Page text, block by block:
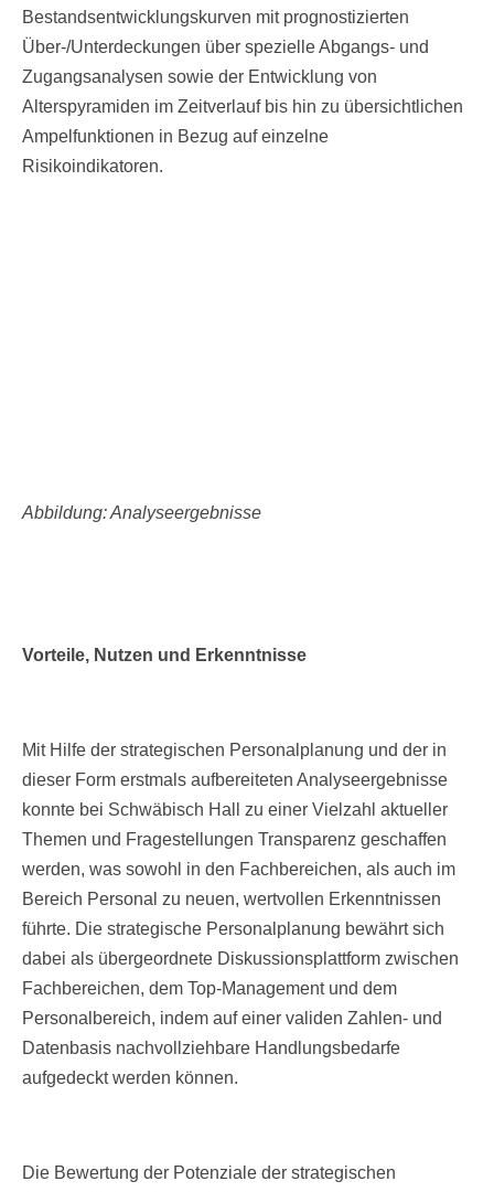
Bestandsentwicklungskurven mit prognostizierten
Über-/Unterdeckungen über spezielle Abgangs- und
Zugangsanalysen sowie der Entwicklung von
Alterspyramiden im Zeitverlauf bis hin zu übersichtlichen
Ampelfunktionen in Bezug auf einzelne
Risikoindikatoren.
Abbildung: Analyseergebnisse
Vorteile, Nutzen und Erkenntnisse
Mit Hilfe der strategischen Personalplanung und der in
dieser Form erstmals aufbereiteten Analyseergebnisse
konnte bei Schwäbisch Hall zu einer Vielzahl aktueller
Themen und Fragestellungen Transparenz geschaffen
werden, was sowohl in den Fachbereichen, als auch im
Bereich Personal zu neuen, wertvollen Erkenntnissen
führte. Die strategische Personalplanung bewährt sich
dabei als übergeordnete Diskussionsplattform zwischen
Fachbereichen, dem Top-Management und dem
Personalbereich, indem auf einer validen Zahlen- und
Datenbasis nachvollziehbare Handlungsbedarfe
aufgedeckt werden können.
Die Bewertung der Potenziale der strategischen